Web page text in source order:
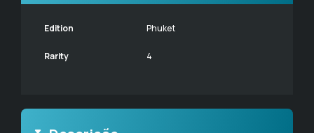
Edition Phuket
Rarity 4